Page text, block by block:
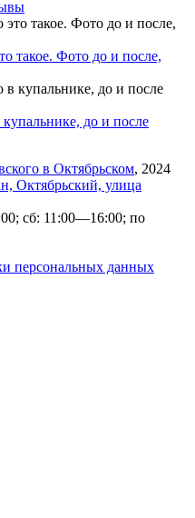
такое. Фото до и после,
до и после
в Октябрьском, 2024
Октябрьский, улица
сб: 11:00—16:00; по
персональных данных